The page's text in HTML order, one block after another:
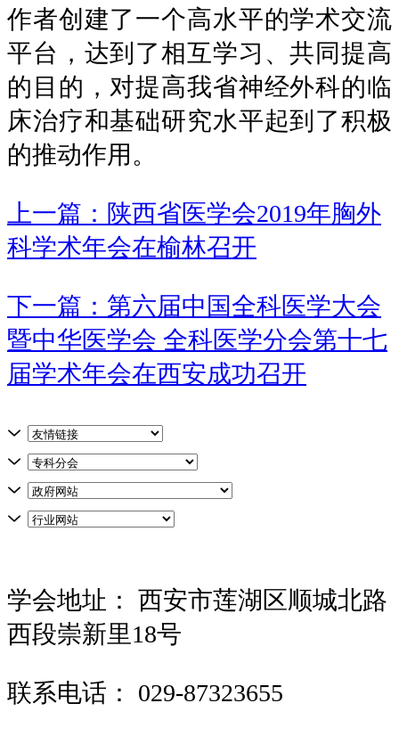
作者创建了一个高水平的学术交流
平台，达到了相互学习、共同提高
的目的，对提高我省神经外科的临
床治疗和基础研究水平起到了积极
的推动作用。
上一篇：陕西省医学会2019年胸外
科学术年会在榆林召开
下一篇：第六届中国全科医学大会
暨中华医学会 全科医学分会第十七
届学术年会在西安成功召开
学会地址：
西安市莲湖区顺城北路
西段崇新里18号
联系电话： 029-87323655